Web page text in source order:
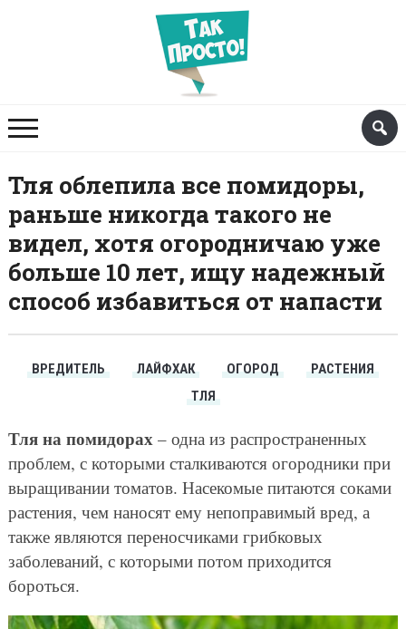
Тля облепила все помидоры,
раньше никогда такого не
видел, хотя огородничаю уже
больше 10 лет, ищу надежный
способ избавиться от напасти
ВРЕДИТЕЛЬ ЛАЙФХАК ОГОРОД
РАСТЕНИЯ
ТЛЯ
Тля на помидорах– одна из распространенных
проблем, с которыми сталкиваются огородники при
выращивании томатов. Насекомые питаются соками
растения, чем наносят ему непоправимый вред, а
также являются переносчиками грибковых
заболеваний, с которыми потом приходится
бороться.